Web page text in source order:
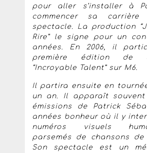
pour aller s’installer à
commencer sa
spectacle. La production
Rire” le signe pour un
années. En 2006, il
première édition de
“Incroyable Talent” sur M6.
Il partira ensuite en
un an. Il apparaît
émissions de Patrick
années bonheur où il y
numéros visuels
parsemés de chansons de
Son spectacle est un